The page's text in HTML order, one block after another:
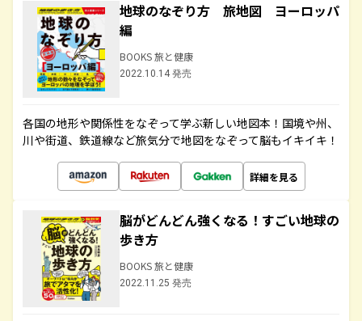
地球のなぞり方 旅地図 ヨーロッパ
編
BOOKS 旅と健康
2022.10.14 発売
各国の地形や関係性をなぞって学ぶ新しい地図本！国境や州、
川や街道、鉄道線など旅気分で地図をなぞって脳もイキイキ！
詳細を見る
脳がどんどん強くなる！すごい地球の
歩き方
BOOKS 旅と健康
2022.11.25 発売